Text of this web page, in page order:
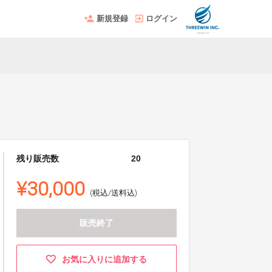
新規登録 ログイン
残り販売数 20
¥30,000 (税込/送料込)
販売終了
お気に入りに追加する